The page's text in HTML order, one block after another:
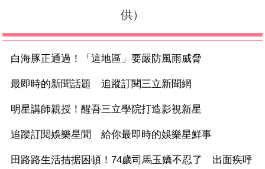
供）
白海豚正通過！「這地區」要嚴防風雨威脅
最即時的新聞話題 追蹤訂閱三立新聞網
明星講師親授！醒吾三立學院打造影視新星
追蹤訂閱娛樂星聞 給你最即時的娛樂星鮮事
田路路生活拮据困頓！74歲司馬玉嬌不忍了 出面疾呼